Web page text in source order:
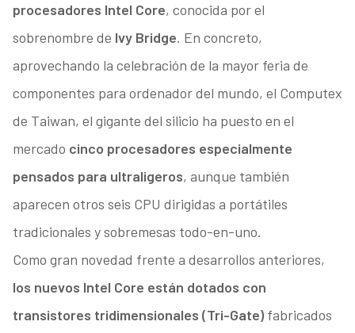
procesadores Intel Core, conocida por el
sobrenombre de Ivy Bridge. En concreto,
aprovechando la celebración de la mayor feria de
componentes para ordenador del mundo, el Computex
de Taiwan, el gigante del silicio ha puesto en el
mercado cinco procesadores especialmente
pensados para ultraligeros, aunque también
aparecen otros seis CPU dirigidas a portátiles
tradicionales y sobremesas todo-en-uno.
Como gran novedad frente a desarrollos anteriores,
los nuevos Intel Core están dotados con
transistores tridimensionales (Tri-Gate)fabricados